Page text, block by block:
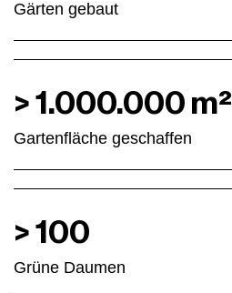
Gärten gebaut
>1.000.000m²
Garten­fläche geschaffen
>100
Grüne Daumen